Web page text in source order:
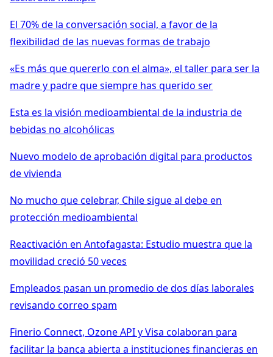
El 70% de la conversación social, a favor de la
flexibilidad de las nuevas formas de trabajo
«Es más que quererlo con el alma», el taller para ser la
madre y padre que siempre has querido ser
Esta es la visión medioambiental de la industria de
bebidas no alcohólicas
Nuevo modelo de aprobación digital para productos
de vivienda
No mucho que celebrar, Chile sigue al debe en
protección medioambiental
Reactivación en Antofagasta: Estudio muestra que la
movilidad creció 50 veces
Empleados pasan un promedio de dos días laborales
revisando correo spam
Finerio Connect, Ozone API y Visa colaboran para
facilitar la banca abierta a instituciones financieras en